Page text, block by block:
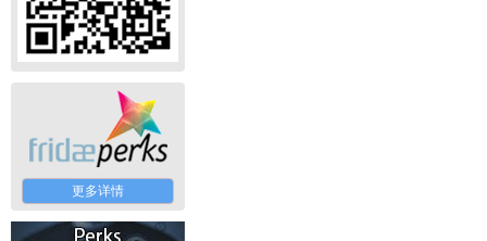
更多详情